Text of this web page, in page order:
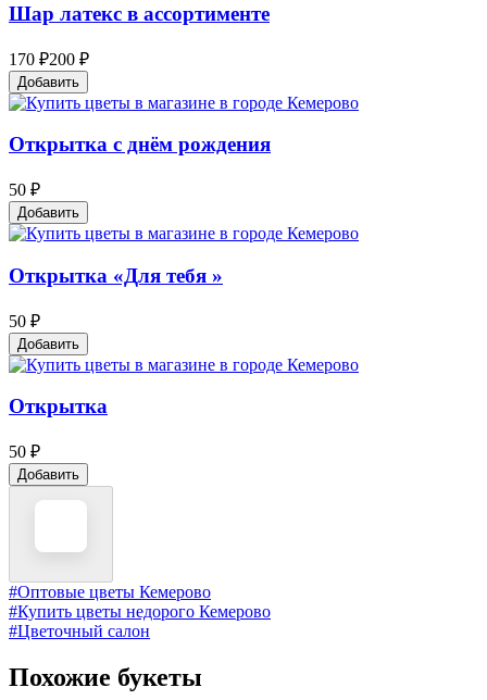
Шар латекс в ассортименте
170 ₽200 ₽
Добавить
Открытка с днём рождения
50 ₽
Добавить
Открытка «Для тебя »
50 ₽
Добавить
Открытка
50 ₽
Добавить
#Оптовые цветы Кемерово
#Купить цветы недорого Кемерово
#Цветочный салон
Похожие букеты